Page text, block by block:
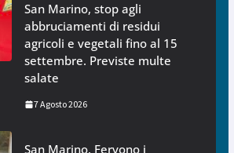
San Marino, stop agli
abbruciamenti di residui
agricoli e vegetali fino al 15
settembre. Previste multe
salate
7 Agosto 2026
San Marino. Fervono i